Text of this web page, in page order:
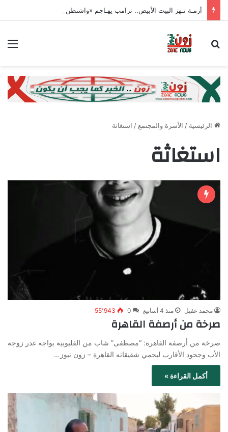
بحث عن
الرئيسية / الأسرة والمجتمع / استغاثة
استغاثة
محمد عقيل منذ 4 أسابيع 0 55٬943
صرخة من أرصفة القاهرة
صرخة من أرصفة القاهرة: “مصطفى” شاب من القليوبية يواجه غدر زوجة
الأب وجحود الأقارب ليحمي شقيقاته القاهرة – زون نيوز…
أكمل القراءة »